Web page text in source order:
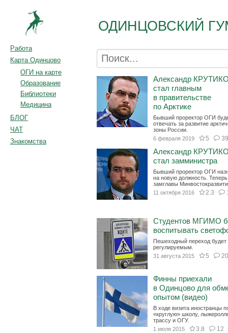
ОДИНЦОВСКИЙ
Работа
Карта Одинцово
ОГИ на карте
Образование
Библиотеки
Медицина
БЛОГ
ЧАТ
Знакомства
Александр
стал главным
в правительстве
по Арктике
Бывший проректор ОГИ
отвечать за развитие
зоны России.
6 февраля 2019
5
Александр
стал замминистра
Бывший проректор ОГИ
на новую должность.
замглавы
11 октября 2016
2.3
Студентов МГИМО
воспитывать
Пешеходный переход будет
регулируемым.
31 августа 2015
5
Финны приехали
в Одинцово для
опытом (видео)
В ходе визита иностранцы
«круглую» школу,
трассу и ОГУ.
1 июля 2015
3.8 12